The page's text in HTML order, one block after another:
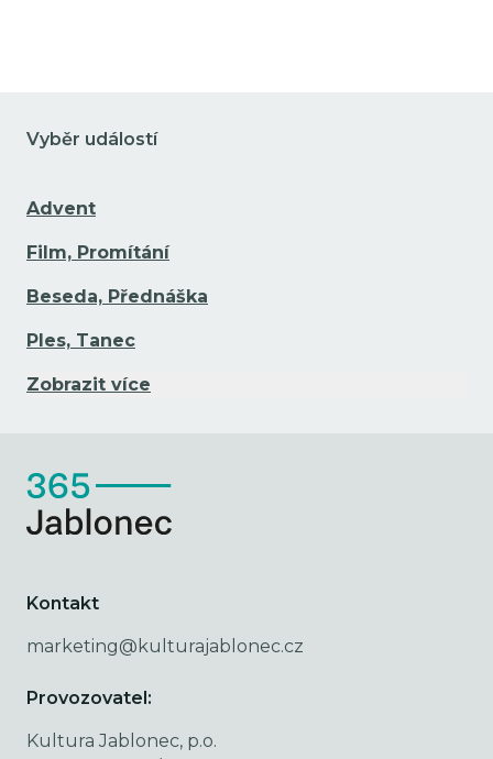
Vyběr událostí
Advent
Film, Promítání
Beseda, Přednáška
Ples, Tanec
Zobrazit více
Kontakt
marketing@kulturajablonec.cz
Provozovatel:
Kultura Jablonec, p.o.